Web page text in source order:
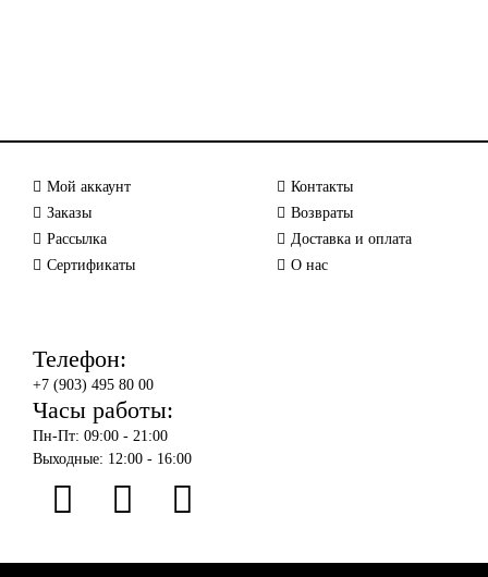
Мой аккаунт
Заказы
Рассылка
Сертификаты
Контакты
Возвраты
Доставка и оплата
О нас
Телефон:
+7 (903) 495 80 00
Часы работы:
Пн-Пт: 09:00 - 21:00
Выходные: 12:00 - 16:00